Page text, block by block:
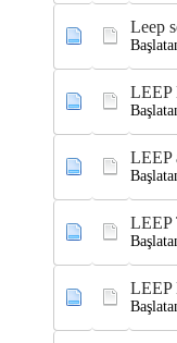
Leep
LEEP
LEEP
LEEP
LEEP